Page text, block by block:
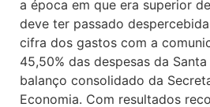
a época em que era superior
deve ter passado
cifra dos gastos com a
45,50% das despesas da
balanço consolidado da
Economia. Com resultados